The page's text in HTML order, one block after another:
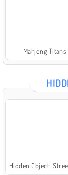
Mahjong Titans